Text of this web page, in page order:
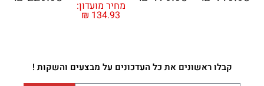
מחיר מועדון:
₪ 134.93
קבלו ראשונים את כל העדכונים על מבצעים והשקות !